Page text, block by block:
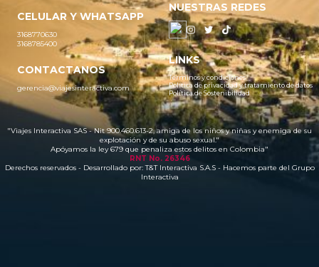
CELULAR Y WHATSAPP
3168770630
3168785400
CONTACTANOS
gerencia@viajesinteractiva.com
NUESTRAS REDES
LINKS
Términos y condiciones
Política de privacidad y tratamiento de datos
Política de Sostenibilidad
"Viajes Interactiva SAS - Nit 900.460.613-2, amiga de los niños y niñas y enemiga de su
explotación y de su abuso sexual."
Apóyamos la ley 679 que penaliza estos delitos en Colombia"
RNT No. 26346
Derechos reservados - Desarrollado por:T&T Interactiva S.A.S- Hacemos parte del Grupo
Interactiva